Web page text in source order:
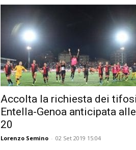
Accolta la richiesta dei
Entella-Genoa anticipata
20
Lorenzo Semino - 02 Set 2019 15:04